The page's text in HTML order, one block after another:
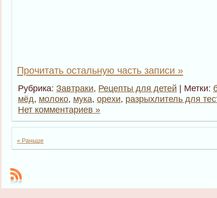
Прочитать остальную часть записи »
Рубрика: Завтраки, Рецепты для детей | Метки:
мёд, молоко, мука, орехи, разрыхлитель для
Нет комментариев »
« Раньше